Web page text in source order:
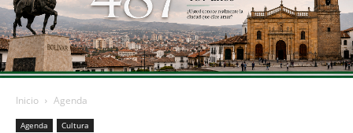
Inicio Agenda
Agenda Cultura